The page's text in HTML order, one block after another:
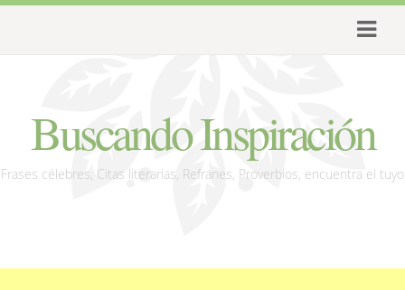
Buscando Inspiración
Frases célebres, Citas literarias, Refranes, Proverbios, encuentra el tuyo